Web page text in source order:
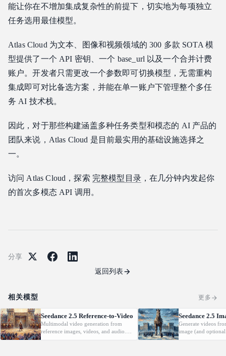
能让你在不增加集成复杂性的前提下，切实地为每项独立
任务选用最佳模型。
Atlas Cloud 为文本、图像和视频领域的 300 多款 SOTA 模
型提供了一个 API 密钥、一个 base_url 以及一个合并计费
账户。开发者只需更改一个参数即可切换模型，无需重构
集成即可对比备选方案，并能在单一账户下管理整个多任
务 AI 技术栈。
因此，对于那些构建涵盖多种任务类型和模态的 AI 产品的
团队来说，Atlas Cloud 是目前最实用的基础设施选择之
一。
访问 Atlas Cloud，探索 完整模型目录，在几分钟内发起你
的首次多模态 API 调用。
分享
返回列表
相关模型 更多
Seedance 2.5 Reference-to-Video
Multimodal video generation from
reference images, videos, and audio.
Supports video editing and extension.
Seedance 2.5
Generate videos
image (and
with native audio.